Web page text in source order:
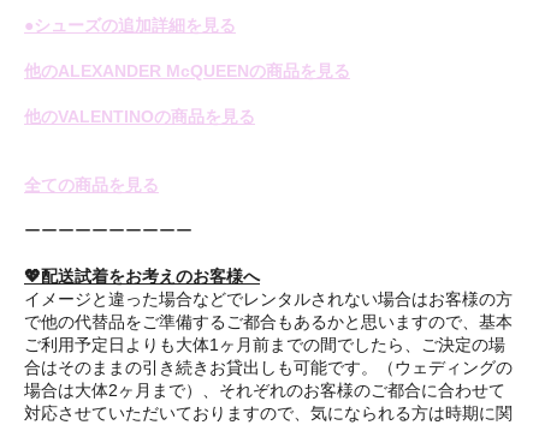
●シューズの追加詳細を見る
他のALEXANDER McQUEENの商品を見る
他のVALENTINOの商品を見る
全ての商品を見る
ーーーーーーーーーー
💖配送試着をお考えのお客様へ
イメージと違った場合などでレンタルされない場合はお客様の方
で他の代替品をご準備するご都合もあるかと思いますので、基本
ご利用予定日よりも大体1ヶ月前までの間でしたら、ご決定の場
合はそのままの引き続きお貸出しも可能です。（ウェディングの
場合は大体2ヶ月まで）、それぞれのお客様のご都合に合わせて
対応させていただいておりますので、気になられる方は時期に関